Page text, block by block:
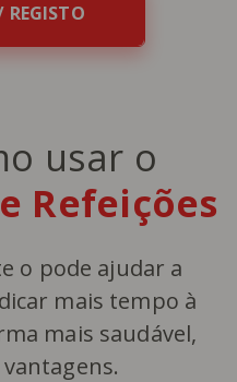
usar o
Refeições
o pode ajudar a
mais tempo à
mais saudável,